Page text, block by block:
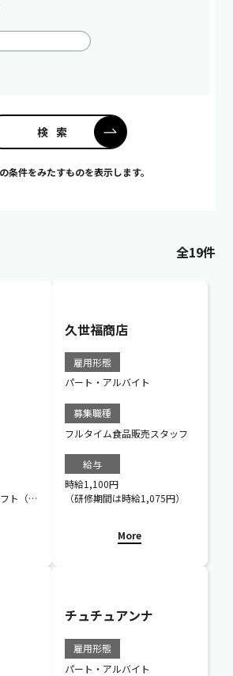
条件をみたすものを表示します。
全19件
ト（1
久世福商店
雇用形態
パート・アルバイト
募集職種
フルタイム食品販売スタッフ
給与
時給1,100円
（研修期間は時給1,075円）
More
チュチュアンナ
雇用形態
パート・アルバイト